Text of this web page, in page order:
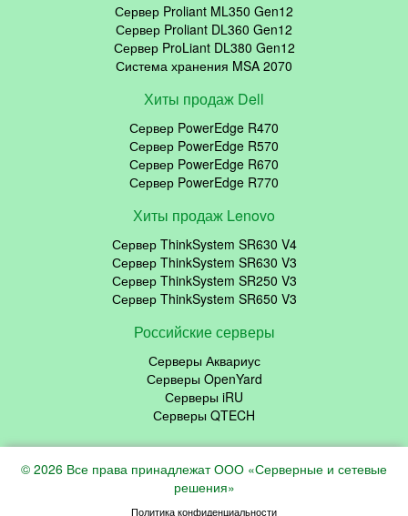
Сервер Proliant ML350 Gen12
Сервер Proliant DL360 Gen12
Сервер ProLiant DL380 Gen12
Система хранения MSA 2070
Хиты продаж Dell
Сервер PowerEdge R470
Сервер PowerEdge R570
Сервер PowerEdge R670
Сервер PowerEdge R770
Хиты продаж Lenovo
Сервер ThinkSystem SR630 V4
Сервер ThinkSystem SR630 V3
Сервер ThinkSystem SR250 V3
Сервер ThinkSystem SR650 V3
Российские серверы
Серверы Аквариус
Серверы OpenYard
Серверы iRU
Серверы QTECH
© 2026 Все права принадлежат ООО «Серверные и сетевые
решения»
Политика конфиденциальности